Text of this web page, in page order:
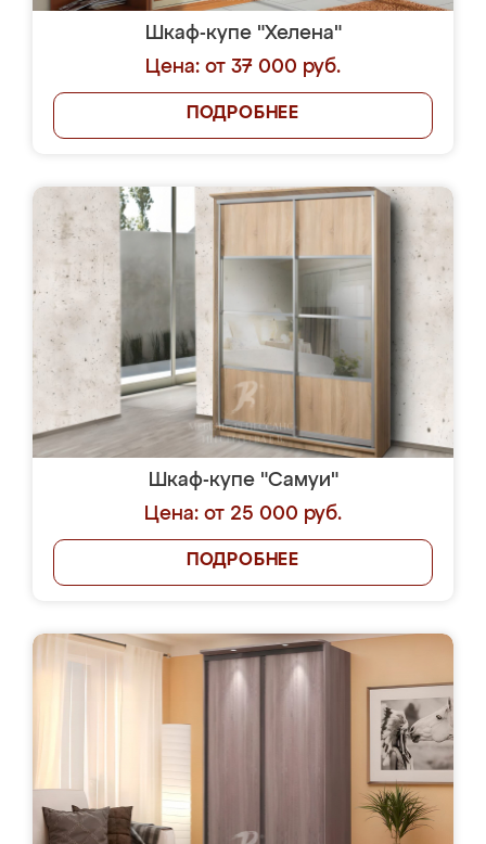
Шкаф-купе "Хелена"
Цена: от 37 000 руб.
ПОДРОБНЕЕ
Шкаф-купе "Самуи"
Цена: от 25 000 руб.
ПОДРОБНЕЕ